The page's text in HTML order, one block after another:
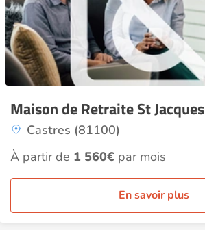
Maison de Retraite St Jacques
Castres (81100)
À partir de 1 560€ par mois
En savoir plus